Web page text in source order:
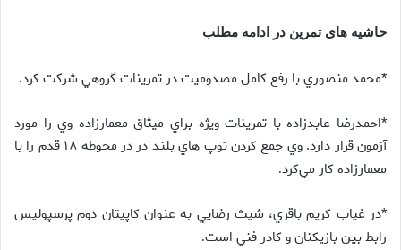
حاشیه های تمرین در ادامه مطلب
*محمد منصوري با رفع كامل مصدوميت در تمرينات گروهي شركت كرد.
*احمدرضا عابدزاده با تمرينات ويژه براي ميثاق معمارزاده وي را مورد
آزمون قرار دارد. وي جمع كردن توپ هاي بلند در در محوطه ۱۸ قدم را با
معمارزاده كار مي‌كرد.
*در غياب كريم باقري، شيث رضايي به عنوان كاپيتان دوم پرسپوليس
رابط بين بازيكنان و كادر فني است.